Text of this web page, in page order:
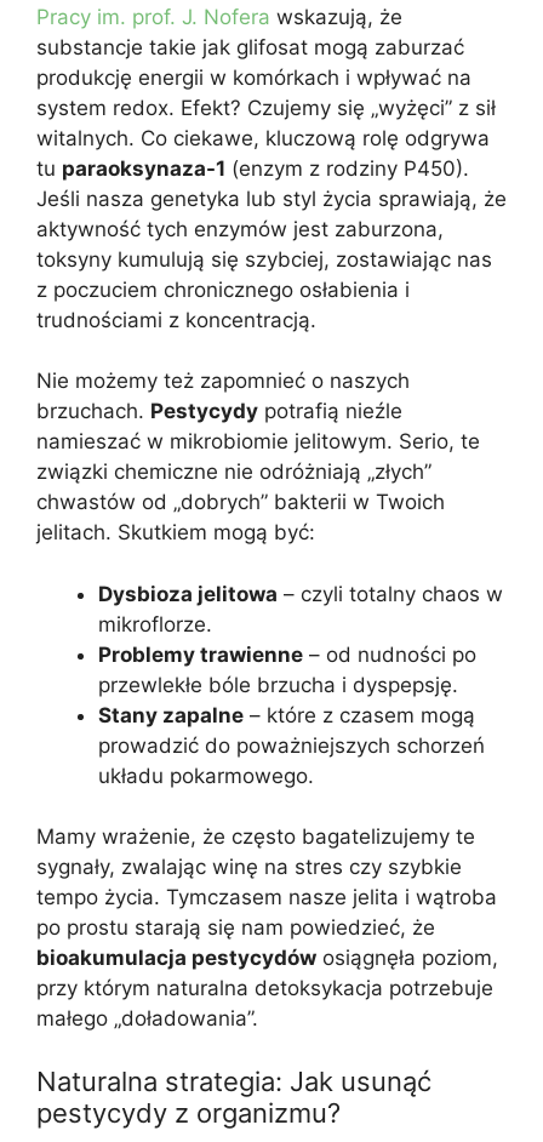
Pracy im. prof. J. Nofera wskazują, że
substancje takie jak glifosat mogą zaburzać
produkcję energii w komórkach i wpływać na
system redox. Efekt? Czujemy się „wyżęci” z sił
witalnych. Co ciekawe, kluczową rolę odgrywa
tu paraoksynaza-1 (enzym z rodziny P450).
Jeśli nasza genetyka lub styl życia sprawiają, że
aktywność tych enzymów jest zaburzona,
toksyny kumulują się szybciej, zostawiając nas
z poczuciem chronicznego osłabienia i
trudnościami z koncentracją.
Nie możemy też zapomnieć o naszych
brzuchach. Pestycydy potrafią nieźle
namieszać w mikrobiomie jelitowym. Serio, te
związki chemiczne nie odróżniają „złych”
chwastów od „dobrych” bakterii w Twoich
jelitach. Skutkiem mogą być:
Dysbioza jelitowa – czyli totalny chaos w
mikroflorze.
Problemy trawienne – od nudności po
przewlekłe bóle brzucha i dyspepsję.
Stany zapalne – które z czasem mogą
prowadzić do poważniejszych schorzeń
układu pokarmowego.
Mamy wrażenie, że często bagatelizujemy te
sygnały, zwalając winę na stres czy szybkie
tempo życia. Tymczasem nasze jelita i wątroba
po prostu starają się nam powiedzieć, że
bioakumulacja pestycydów osiągnęła poziom,
przy którym naturalna detoksykacja potrzebuje
małego „doładowania”.
Naturalna strategia: Jak usunąć
pestycydy z organizmu?